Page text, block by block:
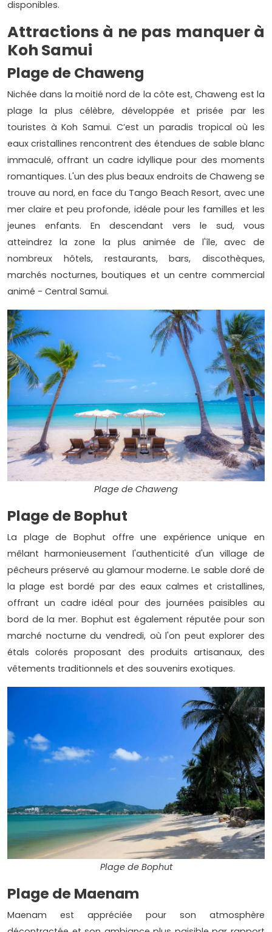
disponibles.
Attractions à ne pas manquer à
Koh Samui
Plage de Chaweng
Nichée dans la moitié nord de la côte est, Chaweng est la
plage la plus célèbre, développée et prisée par les
touristes à Koh Samui. C’est un paradis tropical où les
eaux cristallines rencontrent des étendues de sable blanc
immaculé, offrant un cadre idyllique pour des moments
romantiques. L'un des plus beaux endroits de Chaweng se
trouve au nord, en face du Tango Beach Resort, avec une
mer claire et peu profonde, idéale pour les familles et les
jeunes enfants. En descendant vers le sud, vous
atteindrez la zone la plus animée de l'île, avec de
nombreux hôtels, restaurants, bars, discothèques,
marchés nocturnes, boutiques et un centre commercial
animé - Central Samui.
Plage de Chaweng
Plage de Bophut
La plage de Bophut offre une expérience unique en
mêlant harmonieusement l'authenticité d'un village de
pêcheurs préservé au glamour moderne. Le sable doré de
la plage est bordé par des eaux calmes et cristallines,
offrant un cadre idéal pour des journées paisibles au
bord de la mer. Bophut est également réputée pour son
marché nocturne du vendredi, où l'on peut explorer des
étals colorés proposant des produits artisanaux, des
vêtements traditionnels et des souvenirs exotiques.
Plage de Bophut
Plage de Maenam
Maenam est appréciée pour son atmosphère